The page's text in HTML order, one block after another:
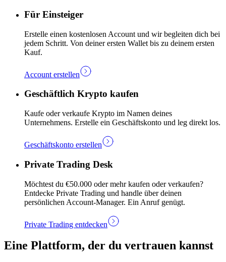
Für Einsteiger
Erstelle einen kostenlosen Account und wir begleiten dich bei
jedem Schritt. Von deiner ersten Wallet bis zu deinem ersten
Kauf.
Account erstellen
Geschäftlich Krypto kaufen
Kaufe oder verkaufe Krypto im Namen deines
Unternehmens. Erstelle ein Geschäftskonto und leg direkt los.
Geschäftskonto erstellen
Private Trading Desk
Möchtest du €50.000 oder mehr kaufen oder verkaufen?
Entdecke Private Trading und handle über deinen
persönlichen Account-Manager. Ein Anruf genügt.
Private Trading entdecken
Eine Plattform, der du vertrauen kannst